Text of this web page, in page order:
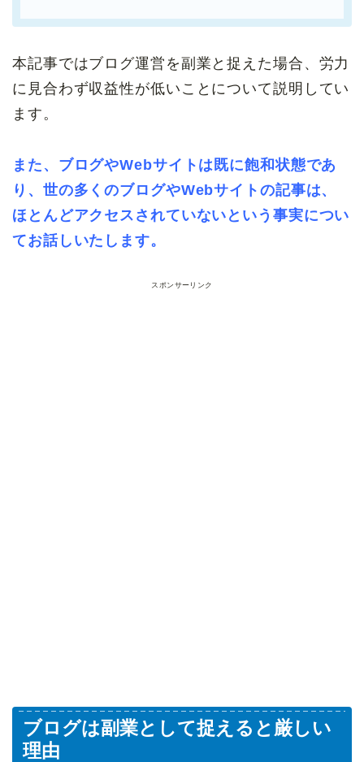
本記事ではブログ運営を副業と捉えた場合、労力
に見合わず収益性が低いことについて説明してい
ます。
また、ブログやWebサイトは既に飽和状態であ
り、世の多くのブログやWebサイトの記事は、
ほとんどアクセスされていないという事実につい
てお話しいたします。
スポンサーリンク
ブログは副業として捉えると厳しい
理由